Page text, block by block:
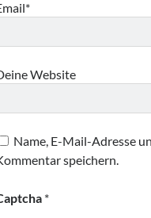
Website
Name, E-Mail-Adresse
speichern.
*